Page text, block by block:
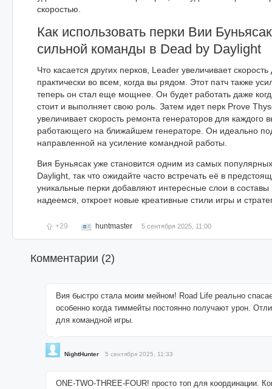
скоростью.
Как использовать перки Вии
сильной команды в Dead by Daylight
Что касается других перков, Leader увеличивает
практически во всем, когда вы рядом. Этот патч также
теперь он стал еще мощнее. Он будет работать даже
стоит и выполняет свою роль. Затем идет перк Prove
увеличивает скорость ремонта генераторов для каждого
работающего на ближайшем генераторе. Он идеально
направленной на усиление командной работы.
Вия Буньясак уже становится одним из самых
Daylight, так что ожидайте часто встречать её в
уникальные перки добавляют интересные слои в
надеемся, откроет новые креативные стили игры и
+29 huntmaster 5 сентября 2025, 11:00
Комментарии (2)
Вия быстро стала моим мейном! Road Life реально
особенно когда тиммейты постоянно получают урон.
для командной игры.
NightHunter 5 сентября 2025, 11:33
ONE-TWO-THREE-FOUR! просто топ для координации.